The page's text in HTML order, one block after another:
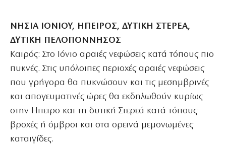
ΝΗΣΙΑ ΙΟΝΙΟΥ, ΗΠΕΙΡΟΣ, ΔΥΤΙΚΗ ΣΤΕΡΕΑ,
ΔΥΤΙΚΗ ΠΕΛΟΠΟΝΝΗΣΟΣ
Καιρός: Στο Ιόνιο αραιές νεφώσεις κατά τόπους πιο
πυκνές. Στις υπόλοιπες περιοχές αραιές νεφώσεις
που γρήγορα θα πυκνώσουν και τις μεσημβρινές
και απογευματινές ώρες θα εκδηλωθούν κυρίως
στην Ηπειρο και τη δυτική Στερεά κατά τόπους
βροχές ή όμβροι και στα ορεινά μεμονωμένες
καταιγίδες.